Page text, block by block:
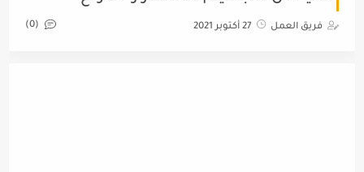
فريق العمل 27 أكتوبر 2021 (0)